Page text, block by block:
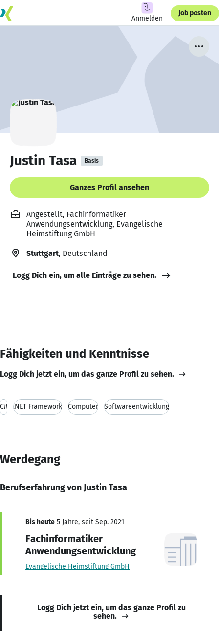
Anmelden
Job posten
Justin Tasa Basis
Ganzes Profil ansehen
Angestellt, Fachinformatiker
Anwendungsentwicklung, Evangelische
Heimstiftung GmbH
Stuttgart, Deutschland
Logg Dich ein, um alle Einträge zu sehen.
Fähigkeiten und Kenntnisse
Logg Dich jetzt ein, um das ganze Profil zu sehen.
C# .NET Framework Computer Softwareentwicklung
Werdegang
Berufserfahrung von Justin Tasa
Bis heute 5 Jahre, seit Sep. 2021
Fachinformatiker
Anwendungsentwicklung
Evangelische Heimstiftung GmbH
Logg Dich jetzt ein, um das ganze Profil zu
sehen.